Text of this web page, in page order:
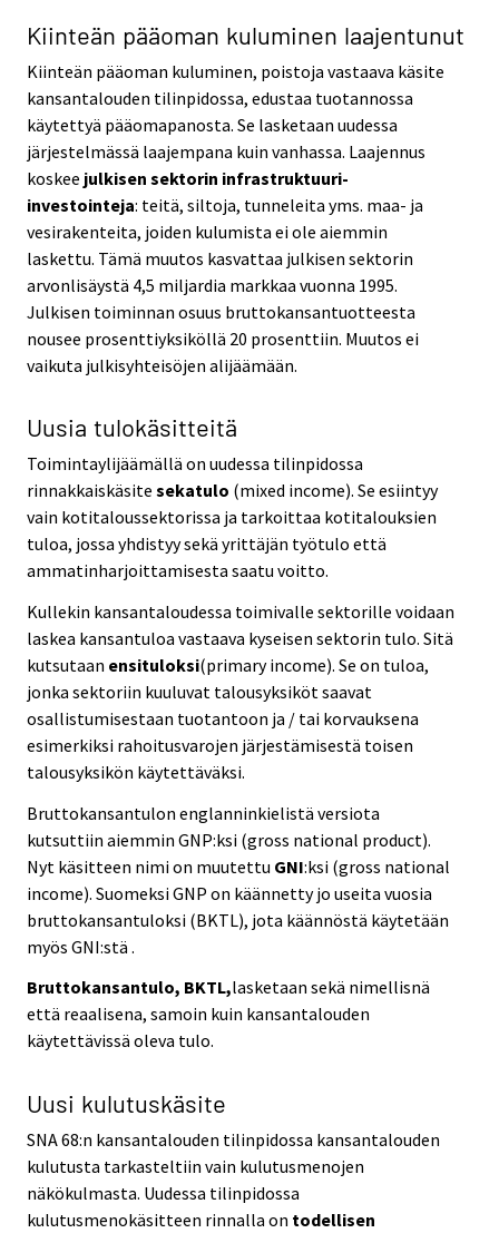
Kiinteän pääoman kuluminen laajentunut
Kiinteän pääoman kuluminen, poistoja vastaava käsite
kansantalouden tilinpidossa, edustaa tuotannossa
käytettyä pääomapanosta. Se lasketaan uudessa
järjestelmässä laajempana kuin vanhassa. Laajennus
koskee julkisen sektorin infrastruktuuri-
investointeja: teitä, siltoja, tunneleita yms. maa- ja
vesirakenteita, joiden kulumista ei ole aiemmin
laskettu. Tämä muutos kasvattaa julkisen sektorin
arvonlisäystä 4,5 miljardia markkaa vuonna 1995.
Julkisen toiminnan osuus bruttokansantuotteesta
nousee prosenttiyksiköllä 20 prosenttiin. Muutos ei
vaikuta julkisyhteisöjen alijäämään.
Uusia tulokäsitteitä
Toimintaylijäämällä on uudessa tilinpidossa
rinnakkaiskäsite sekatulo (mixed income). Se esiintyy
vain kotitaloussektorissa ja tarkoittaa kotitalouksien
tuloa, jossa yhdistyy sekä yrittäjän työtulo että
ammatinharjoittamisesta saatu voitto.
Kullekin kansantaloudessa toimivalle sektorille voidaan
laskea kansantuloa vastaava kyseisen sektorin tulo. Sitä
kutsutaan ensituloksi(primary income). Se on tuloa,
jonka sektoriin kuuluvat talousyksiköt saavat
osallistumisestaan tuotantoon ja / tai korvauksena
esimerkiksi rahoitusvarojen järjestämisestä toisen
talousyksikön käytettäväksi.
Bruttokansantulon englanninkielistä versiota
kutsuttiin aiemmin GNP:ksi (gross national product).
Nyt käsitteen nimi on muutettu GNI:ksi (gross national
income). Suomeksi GNP on käännetty jo useita vuosia
bruttokansantuloksi (BKTL), jota käännöstä käytetään
myös GNI:stä .
Bruttokansantulo, BKTL,lasketaan sekä nimellisnä
että reaalisena, samoin kuin kansantalouden
käytettävissä oleva tulo.
Uusi kulutuskäsite
SNA 68:n kansantalouden tilinpidossa kansantalouden
kulutusta tarkasteltiin vain kulutusmenojen
näkökulmasta. Uudessa tilinpidossa
kulutusmenokäsitteen rinnalla on todellisen